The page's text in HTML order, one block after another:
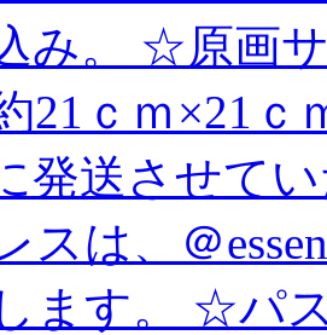
み。 ☆原画
21ｃｍ×21
発送させて
スは、＠
ます。 ☆パ